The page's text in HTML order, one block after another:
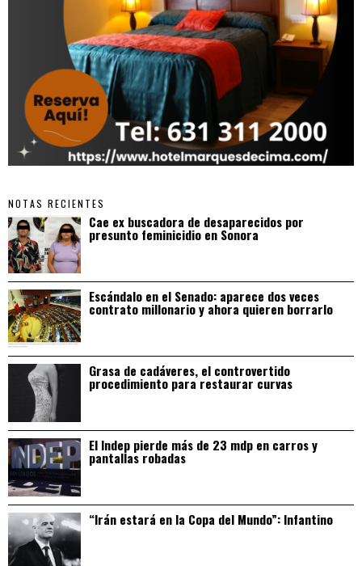
NOTAS RECIENTES
Cae ex buscadora de desaparecidos por
presunto feminicidio en Sonora
Escándalo en el Senado: aparece dos veces
contrato millonario y ahora quieren borrarlo
Grasa de cadáveres, el controvertido
procedimiento para restaurar curvas
El Indep pierde más de 23 mdp en carros y
pantallas robadas
“Irán estará en la Copa del Mundo”: Infantino